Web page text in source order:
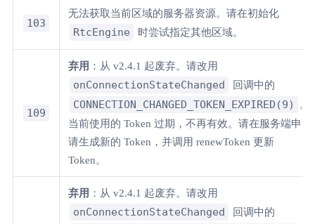
103
无法获取当前区域的服务器资源。请在初始化
RtcEngine 时尝试指定其他区域。
109
弃用 ：从 v2.4.1 起废弃。请改用
onConnectionStateChanged 回调中的
CONNECTION_CHANGED_TOKEN_EXPIRED(9)
。
当前使用的 Token 过期，不再有效。请在服务端申
请生成新的 Token，并调用 renewToken 更新
Token。
弃用 ：从 v2.4.1 起废弃。请改用
onConnectionStateChanged 回调中的